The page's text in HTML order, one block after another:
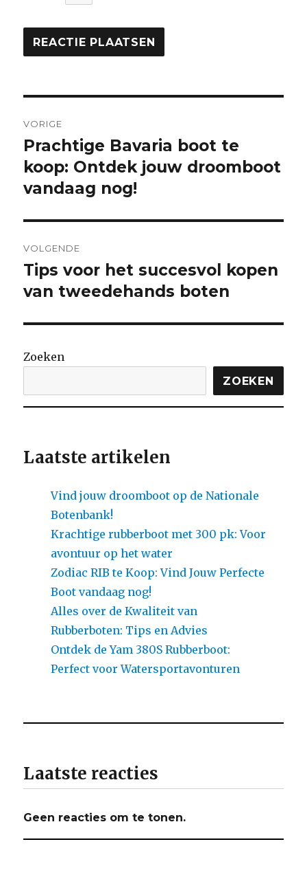
VORIGE
Vorige
bericht:
Prachtige Bavaria boot te
koop: Ontdek jouw droomboot
vandaag nog!
VOLGENDE
Volgende
bericht:
Tips voor het succesvol kopen
van tweedehands boten
Zoeken
ZOEKEN
Laatste artikelen
Vind jouw droomboot op de Nationale
Botenbank!
Krachtige rubberboot met 300 pk: Voor
avontuur op het water
Zodiac RIB te Koop: Vind Jouw Perfecte
Boot vandaag nog!
Alles over de Kwaliteit van
Rubberboten: Tips en Advies
Ontdek de Yam 380S Rubberboot:
Perfect voor Watersportavonturen
Laatste reacties
Geen reacties om te tonen.